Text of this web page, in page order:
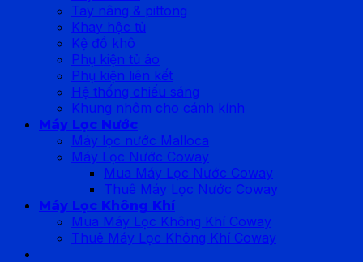
Tay nâng & pittong
Khay hộc tủ
Kệ đồ khô
Phụ kiện tủ áo
Phụ kiện liên kết
Hệ thống chiếu sáng
Khung nhôm cho cánh kính
Máy Lọc Nước
Máy lọc nước Malloca
Máy Lọc Nước Coway
Mua Máy Lọc Nước Coway
Thuê Máy Lọc Nước Coway
Máy Lọc Không Khí
Mua Máy Lọc Không Khí Coway
Thuê Máy Lọc Không Khí Coway